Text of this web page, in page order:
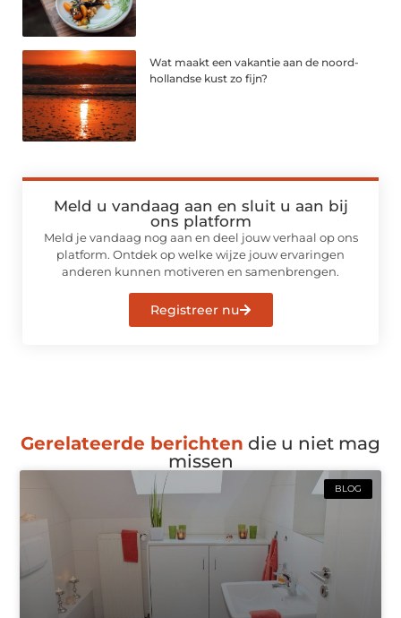
Wat maakt een vakantie aan de noord-
hollandse kust zo fijn?
Meld u vandaag aan en sluit u aan bij
ons platform
Meld je vandaag nog aan en deel jouw verhaal op ons
platform. Ontdek op welke wijze jouw ervaringen
anderen kunnen motiveren en samenbrengen.
Registreer nu
Gerelateerde berichten die u niet mag
missen
BLOG